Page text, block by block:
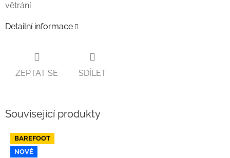
větrání
Detailní informace
ZEPTAT SE SDÍLET
Související produkty
BAREFOOT
NOVÉ